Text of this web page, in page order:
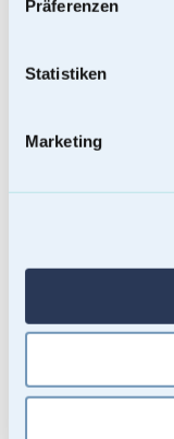
Präferenzen
Statistiken
Marketing